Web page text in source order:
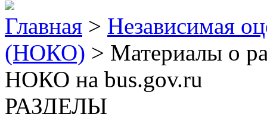
Главная > Независимая
(НОКО) > Материалы о
НОКО на bus.gov.ru
РАЗДЕЛЫ